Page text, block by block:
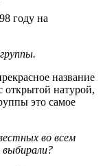
году на
название
открытой натурой,
это самое
во всем
выбирали?